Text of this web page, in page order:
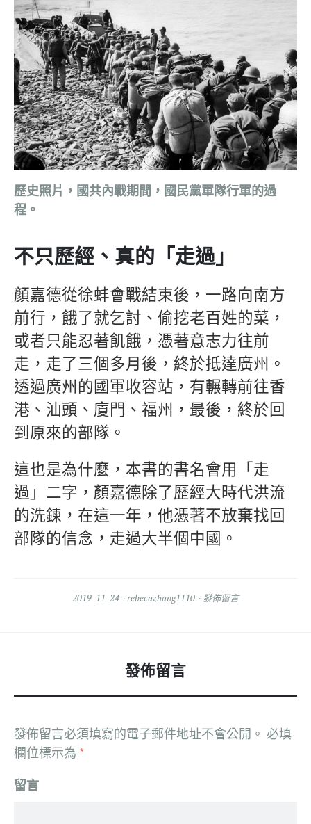
歷史照片，國共內戰期間，國民黨軍隊行軍的過
程。
不只歷經、真的「走過」
顏嘉德從徐蚌會戰結束後，一路向南方
前行，餓了就乞討、偷挖老百姓的菜，
或者只能忍著飢餓，憑著意志力往前
走，走了三個多月後，終於抵達廣州。
透過廣州的國軍收容站，有輾轉前往香
港、汕頭、廈門、福州，最後，終於回
到原來的部隊。
這也是為什麼，本書的書名會用「走
過」二字，顏嘉德除了歷經大時代洪流
的洗鍊，在這一年，他憑著不放棄找回
部隊的信念，走過大半個中國。
2019-11-24 rebecazhang1110 發佈留言
發佈留言
發佈留言必須填寫的電子郵件地址不會公開。 必填
欄位標示為 *
留言